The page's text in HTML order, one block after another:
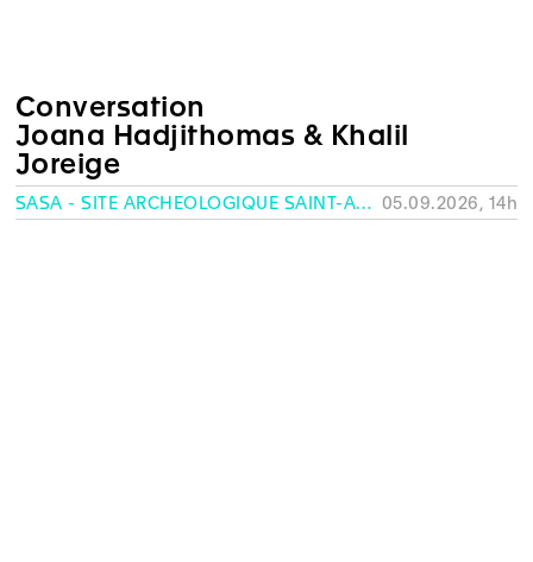
Conversation
Joana Hadjithomas & Khalil
Joreige
SASA - SITE ARCHÉOLOGIQUE SAINT-ANTOINE, GENÈVE 05.09.2026, 14h